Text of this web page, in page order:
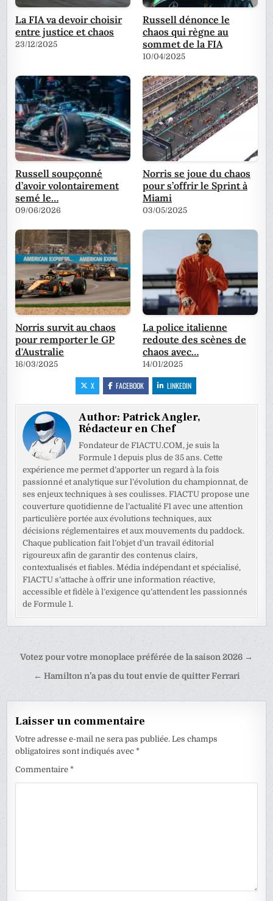
La FIA va devoir choisir
entre justice et chaos
23/12/2025
Russell dénonce le
chaos qui règne au
sommet de la FIA
10/04/2025
Russell soupçonné
d’avoir volontairement
semé le…
09/06/2026
Norris se joue du chaos
pour s’offrir le Sprint à
Miami
03/05/2025
Norris survit au chaos
pour remporter le GP
d'Australie
16/03/2025
La police italienne
redoute des scènes de
chaos avec…
14/01/2025
X FACEBOOK LINKEDIN
Author:Patrick Angler,
Rédacteur en Chef
Fondateur de F1ACTU.COM, je suis la
Formule 1 depuis plus de 35 ans. Cette
expérience me permet d’apporter un regard à la fois
passionné et analytique sur l’évolution du championnat, de
ses enjeux techniques à ses coulisses. F1ACTU propose une
couverture quotidienne de l’actualité F1 avec une attention
particulière portée aux évolutions techniques, aux
décisions réglementaires et aux mouvements du paddock.
Chaque publication fait l’objet d’un travail éditorial
rigoureux afin de garantir des contenus clairs,
contextualisés et fiables. Média indépendant et spécialisé,
F1ACTU s’attache à offrir une information réactive,
accessible et fidèle à l’exigence qu’attendent les passionnés
de Formule 1.
Navigation
Votez pour votre monoplace préférée de la saison 2026 →
← Hamilton n’a pas du tout envie de quitter Ferrari
Laisser un commentaire
Votre adresse e-mail ne sera pas publiée. Les champs
obligatoires sont indiqués avec*
Commentaire*